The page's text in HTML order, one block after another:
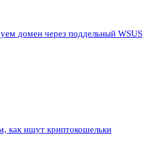
домен через поддельный WSUS
как ищут криптокошельки